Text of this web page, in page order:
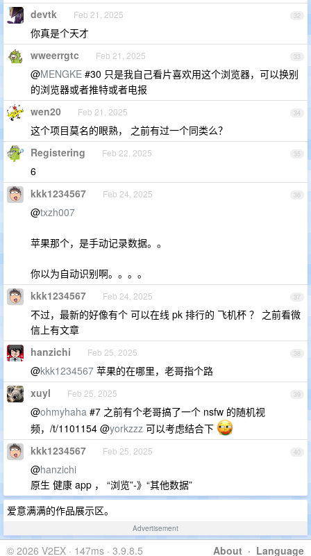
32
devtk Feb 21, 2025
你真是个天才
33
wweerrgtc Feb 21, 2025
@MENGKE #30 只是我自己看片喜欢用这个浏览器，可以换别
的浏览器或者推特或者电报
34
wen20 Feb 21, 2025
这个项目莫名的眼熟， 之前有过一个同类么？
35
Registering Feb 22, 2025
6
36
kkk1234567 Feb 24, 2025
@txzh007
苹果那个，是手动记录数据。。
你以为自动识别啊。。。。
37
kkk1234567 Feb 24, 2025
不过，最新的好像有个 可以在线 pk 排行的 飞机杯 ？ 之前看微
信上有文章
38
hanzichi Feb 25, 2025
@kkk1234567 苹果的在哪里，老哥指个路
39
xuyl Feb 25, 2025
@ohmyhaha #7 之前有个老哥搞了一个 nsfw 的随机视
频，/t/1101154 @yorkzzz 可以考虑结合下
40
kkk1234567 Feb 25, 2025
@hanzichi
原生 健康 app ， “浏览”-》“其他数据”
爱意满满的作品展示区。
Advertisement
About · Language
© 2026 V2EX · 147ms · 3.9.8.5